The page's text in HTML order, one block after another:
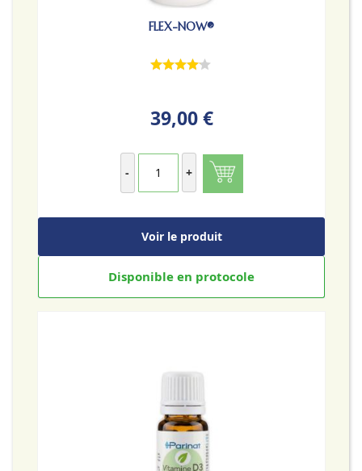
FLEX-NOW®
39,00 €
- +
Voir le produit
Disponible en protocole